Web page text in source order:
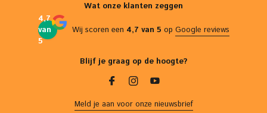
Wat onze klanten zeggen
4,7
van
5
Wij scoren een 4,7 van 5 op Google reviews
Blijf je graag op de hoogte?
Meld je aan voor onze nieuwsbrief